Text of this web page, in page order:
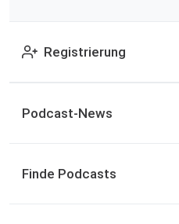
Registrierung
Podcast-News
Finde Podcasts